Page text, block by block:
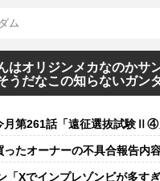
ム
はオリジンメカなのかサ
うだなこの知らないガン
第261話「遠征選抜試験Ⅱ④
ったオーナーの不具合報告内
「Xでインプレゾンビが多す